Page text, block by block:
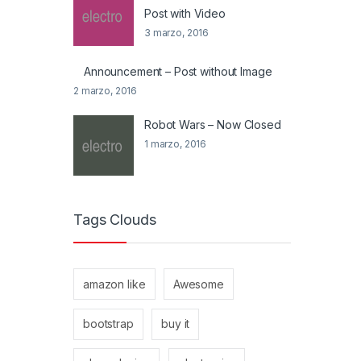
Post with Video
3 marzo, 2016
Announcement – Post without Image
2 marzo, 2016
Robot Wars – Now Closed
1 marzo, 2016
Tags Clouds
amazon like Awesome
bootstrap buy it